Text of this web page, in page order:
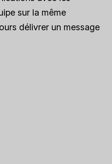
sur la même
délivrer un message